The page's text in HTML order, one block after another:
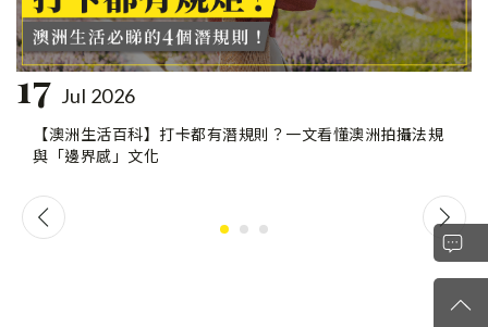
17 Jul 2026
【澳洲生活百科】打卡都有潛規則？一文看懂澳洲拍攝法規
與「邊界感」文化